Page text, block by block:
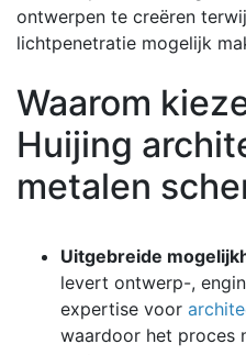
ontwerpen te creëren
lichtpenetratie mogelijk
Waarom
Huijing
metalen
Uitgebreide
levert ontwerp-,
expertise voor
waardoor het proces